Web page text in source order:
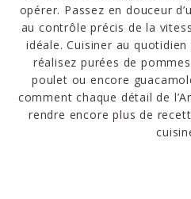
opérer. Passez en douceur
au contrôle précis de la
idéale. Cuisiner au
réalisez purées de
poulet ou encore
comment chaque détail de
rendre encore plus de